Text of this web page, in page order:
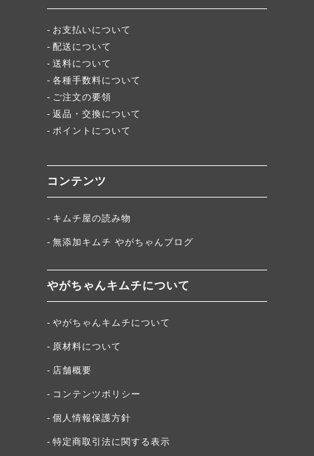
お支払いについて
配送について
送料について
各種手数料について
ご注文の要領
返品・交換について
ポイントについて
コンテンツ
キムチ屋の読み物
無添加キムチ やがちゃんブログ
やがちゃんキムチについて
やがちゃんキムチについて
原材料について
店舗概要
コンテンツポリシー
個人情報保護方針
特定商取引法に関する表示